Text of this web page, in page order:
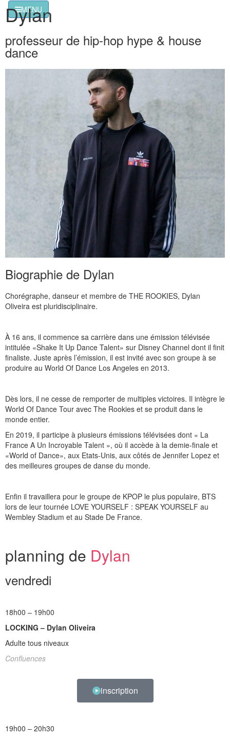
MENU
Dylan
professeur de hip-hop hype & house
dance
Biographie de Dylan
Chorégraphe, danseur et membre de THE ROOKIES, Dylan
Oliveira est pluridisciplinaire.
À 16 ans, il commence sa carrière dans une émission télévisée
intitulée «Shake It Up Dance Talent» sur Disney Channel dont il finit
finaliste. Juste après l’émission, il est invité avec son groupe à se
produire au World Of Dance Los Angeles en 2013.
Dès lors, il ne cesse de remporter de multiples victoires. Il intègre le
World Of Dance Tour avec The Rookies et se produit dans le
monde entier.
En 2019, il participe à plusieurs émissions télévisées dont « La
France A Un Incroyable Talent », où il accède à la demie-finale et
«World of Dance», aux Etats-Unis, aux côtés de Jennifer Lopez et
des meilleures groupes de danse du monde.
Enfin il travaillera pour le groupe de KPOP le plus populaire, BTS
lors de leur tournée LOVE YOURSELF : SPEAK YOURSELF au
Wembley Stadium et au Stade De France.
planning de Dylan
vendredi
18h00 – 19h00
LOCKING – Dylan Oliveira
Adulte tous niveaux
Confluences
inscription
19h00 – 20h30